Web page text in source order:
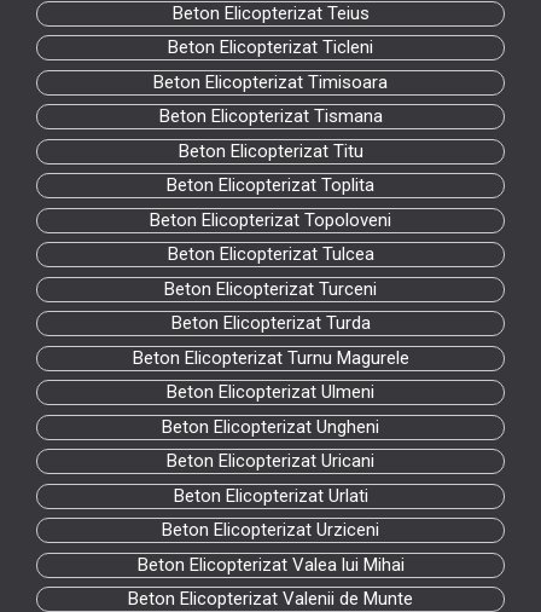
Beton Elicopterizat Teius
Beton Elicopterizat Ticleni
Beton Elicopterizat Timisoara
Beton Elicopterizat Tismana
Beton Elicopterizat Titu
Beton Elicopterizat Toplita
Beton Elicopterizat Topoloveni
Beton Elicopterizat Tulcea
Beton Elicopterizat Turceni
Beton Elicopterizat Turda
Beton Elicopterizat Turnu Magurele
Beton Elicopterizat Ulmeni
Beton Elicopterizat Ungheni
Beton Elicopterizat Uricani
Beton Elicopterizat Urlati
Beton Elicopterizat Urziceni
Beton Elicopterizat Valea lui Mihai
Beton Elicopterizat Valenii de Munte